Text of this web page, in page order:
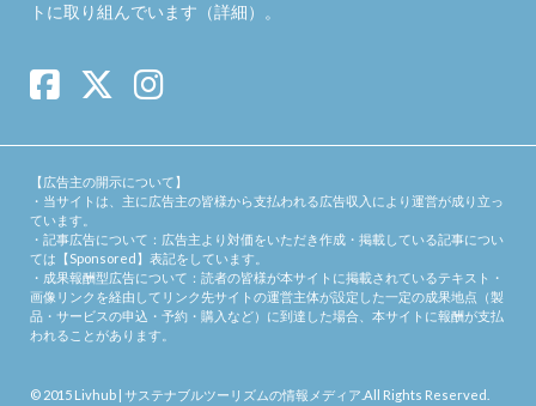
トに取り組んでいます（詳細）。
【広告主の開示について】
・当サイトは、主に広告主の皆様から支払われる広告収入により運営が成り立っ
ています。
・記事広告について：広告主より対価をいただき作成・掲載している記事につい
ては【Sponsored】表記をしています。
・成果報酬型広告について：読者の皆様が本サイトに掲載されているテキスト・
画像リンクを経由してリンク先サイトの運営主体が設定した一定の成果地点（製
品・サービスの申込・予約・購入など）に到達した場合、本サイトに報酬が支払
われることがあります。
© 2015 Livhub | サステナブルツーリズムの情報メディア .All Rights Reserved.